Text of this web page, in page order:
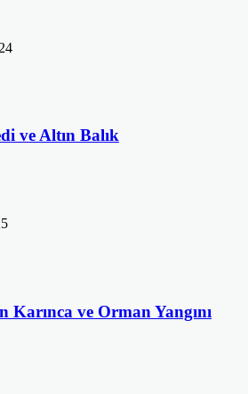
ve Altın Balık
Karınca ve Orman Yangını